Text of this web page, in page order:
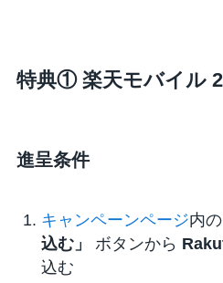
特典① 楽天モバイル
進呈条件
キャンペーンページ内の
込む」
ボタンから
込む